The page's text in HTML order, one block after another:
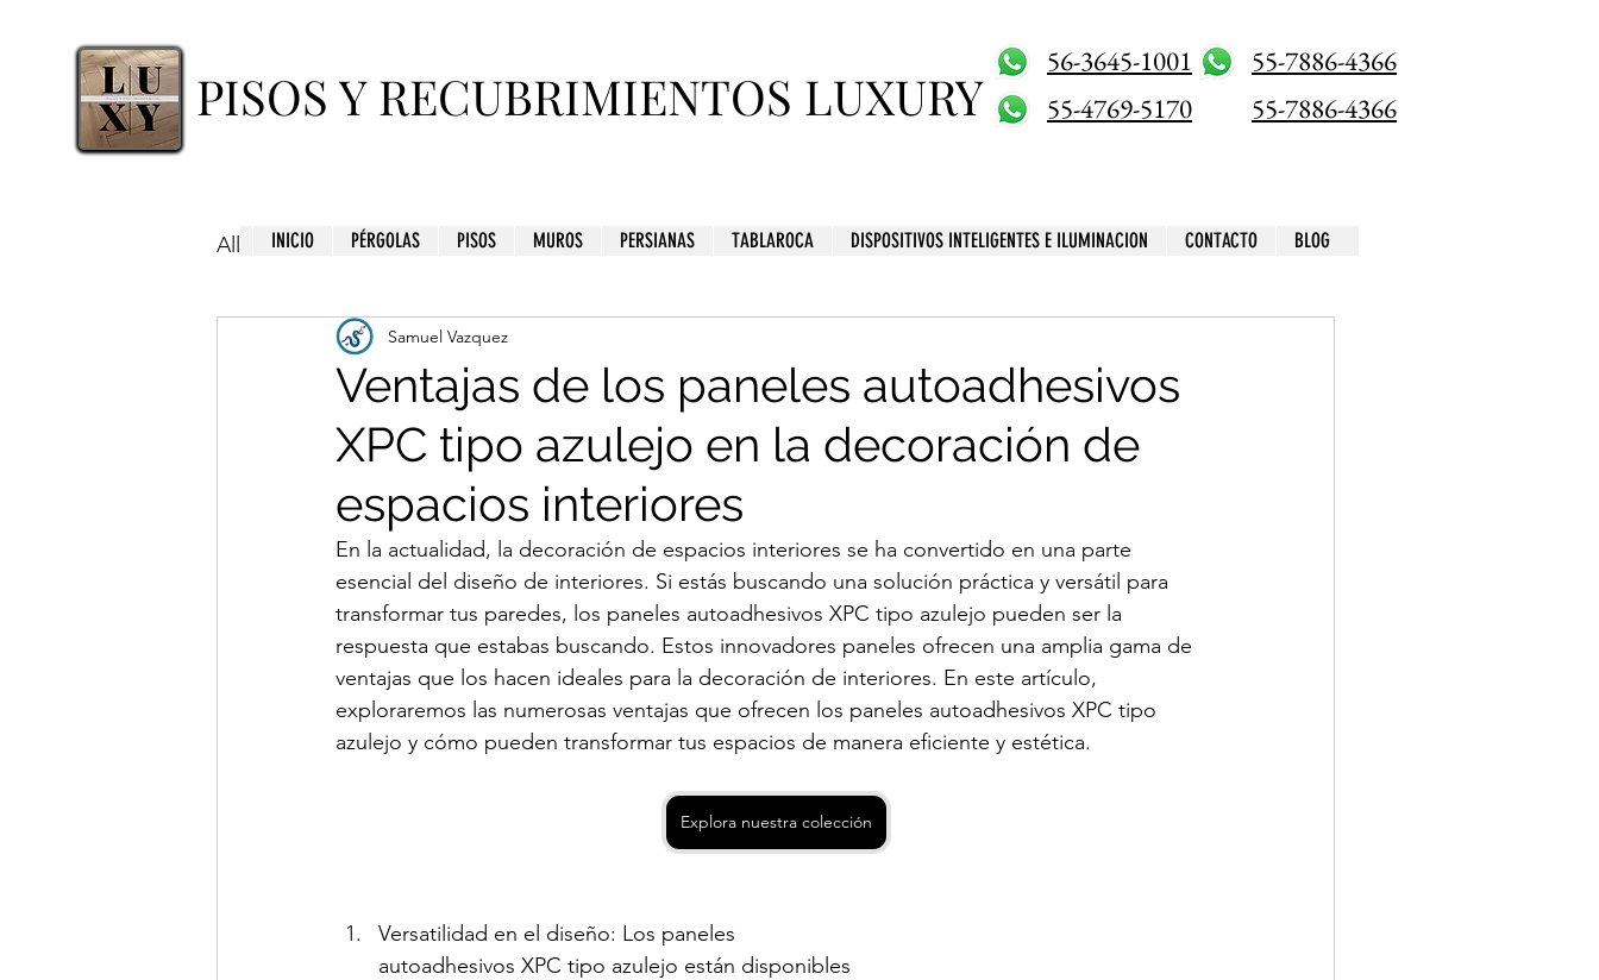
PISOS Y RECUBRIMIENTOS LUXURY
56-3645-1001
55-4769-5170
55-7886-4366
55-7886-4366
All Posts
Ventajas de los paneles autoadhesivos
XPC tipo azulejo en la decoración de
espacios interiores
Samuel Vazquez
En la actualidad, la decoración de espacios interiores se ha convertido en una parte
esencial del diseño de interiores. Si estás buscando una solución práctica y versátil para
transformar tus paredes, los paneles autoadhesivos XPC tipo azulejo pueden ser la
respuesta que estabas buscando. Estos innovadores paneles ofrecen una amplia gama de
ventajas que los hacen ideales para la decoración de interiores. En este artículo,
exploraremos las numerosas ventajas que ofrecen los paneles autoadhesivos XPC tipo
azulejo y cómo pueden transformar tus espacios de manera eficiente y estética.
Explora nuestra colección
Versatilidad en el diseño: Los paneles
autoadhesivos XPC tipo azulejo están disponibles
INICIO PÉRGOLAS PISOS MUROS PERSIANAS TABLAROCA DISPOSITIVOS INTELIGENTES E ILUMINACION CONTACTO BLOG